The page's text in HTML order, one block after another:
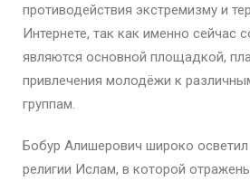
противодействия экстремизму и
Интернете, так как именно сейчас
являются основной площадкой,
привлечения молодёжи к
группам.
Бобур Алишерович широко осветил
религии Ислам, в которой